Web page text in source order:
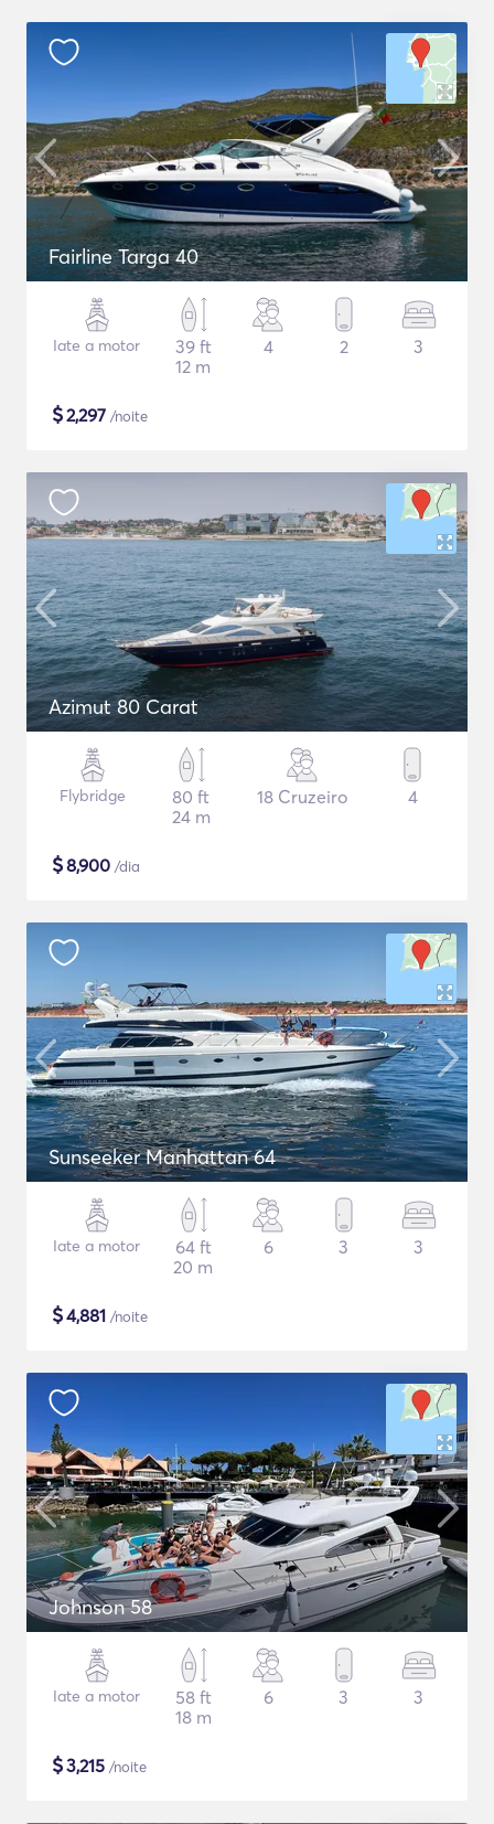
Fairline Targa 40
Iate a motor
39 ft
12 m
4 2 3
$2,297 /noite
Azimut 80 Carat
Flybridge
80 ft
24 m
18 Cruzeiro 4
$8,900 /dia
Sunseeker Manhattan 64
Iate a motor
64 ft
20 m
6 3 3
$4,881 /noite
Johnson 58
Iate a motor
58 ft
18 m
6 3 3
$3,215 /noite